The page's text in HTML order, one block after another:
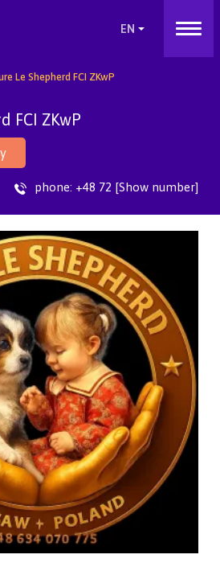
Le Shepherd FCI ZKwP
FCI ZKwP
phone: +48 72 [Show number]